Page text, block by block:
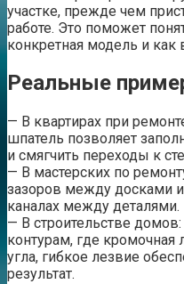
участке, прежде чем
работе. Это поможет
конкретная модель и как
Реальные
— В квартирах при
шпатель позволяет
и смягчить переходы к
— В мастерских по
зазоров между досками
каналах между деталями.
— В строительстве
контурам, где кромочная
угла, гибкое лезвие
результат.